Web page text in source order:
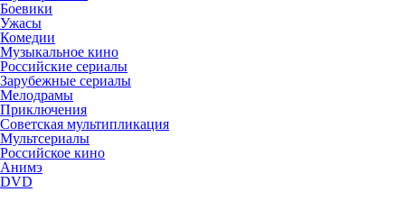
Боевики
Ужасы
Комедии
Музыкальное кино
Российские сериалы
Зарубежные сериалы
Мелодрамы
Приключения
Советская мультипликация
Мультсериалы
Российское кино
Анимэ
DVD